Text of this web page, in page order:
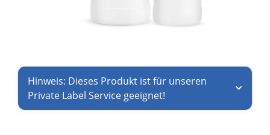
Hinweis: Dieses Produkt ist für unseren
Private Label Service geeignet!